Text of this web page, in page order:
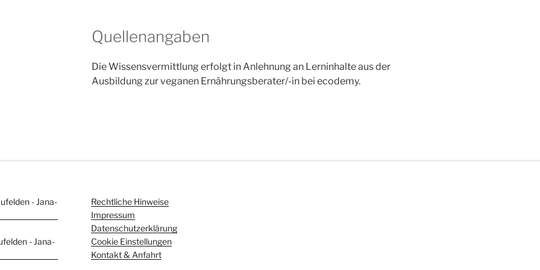
Quellenangaben
Die Wissensvermittlung erfolgt in Anlehnung an Lerninhalte aus der
Ausbildung zur veganen Ernährungsberater/-in bei ecodemy.
Rechtliche Hinweise
Impressum
Datenschutzerklärung
Cookie Einstellungen
Kontakt & Anfahrt